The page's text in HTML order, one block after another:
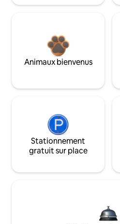
Animaux bienvenus
Stationnement
gratuit sur place